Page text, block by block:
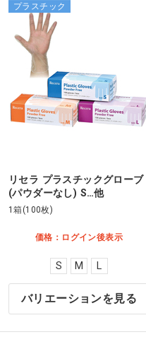
プラスチック
リセラ プラスチックグローブ
(パウダーなし) S…他
1箱(100枚)
価格：ログイン後表示
S M L
バリエーションを見る